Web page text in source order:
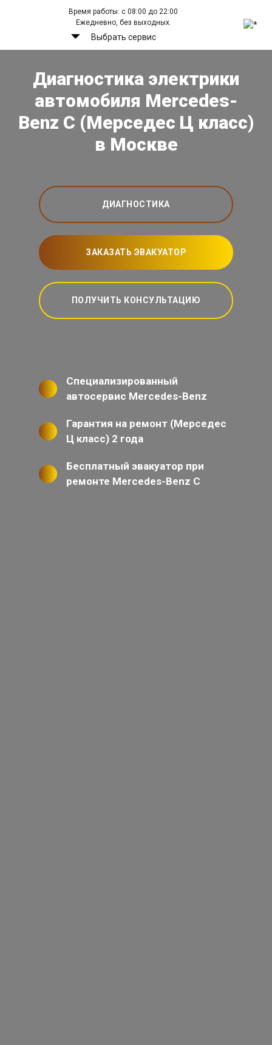
Время работы: с 08:00 до 22:00
Ежедневно, без выходных.
Выбрать сервис
Диагностика электрики
автомобиля Mercedes-
Benz C (Мерседес Ц класс)
в Москве
ДИАГНОСТИКА
ЗАКАЗАТЬ ЭВАКУАТОР
ПОЛУЧИТЬ КОНСУЛЬТАЦИЮ
Специализированный
автосервис Mercedes-Benz
Гарантия на ремонт (Мерседес
Ц класс) 2 года
Бесплатный эвакуатор при
ремонте Mercedes-Benz C